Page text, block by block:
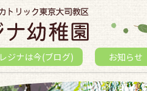
レジナは今(ブログ) お知らせ